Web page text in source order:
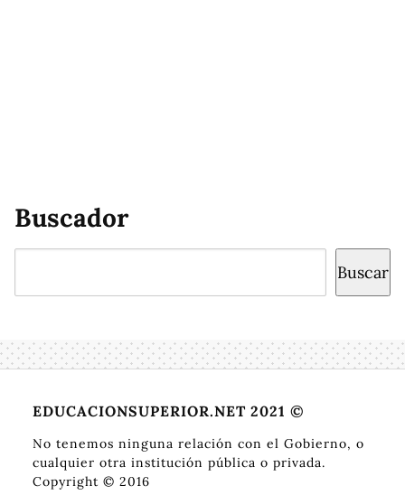
Buscador
Buscar
EDUCACIONSUPERIOR.NET 2021 ©
No tenemos ninguna relación con el Gobierno, o
cualquier otra institución pública o privada.
Copyright © 2016